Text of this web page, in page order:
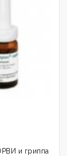
и гриппа